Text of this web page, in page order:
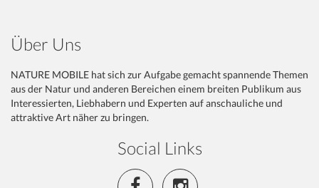
Über Uns
NATURE MOBILE hat sich zur Aufgabe gemacht spannende Themen
aus der Natur und anderen Bereichen einem breiten Publikum aus
Interessierten, Liebhabern und Experten auf anschauliche und
attraktive Art näher zu bringen.
Social Links